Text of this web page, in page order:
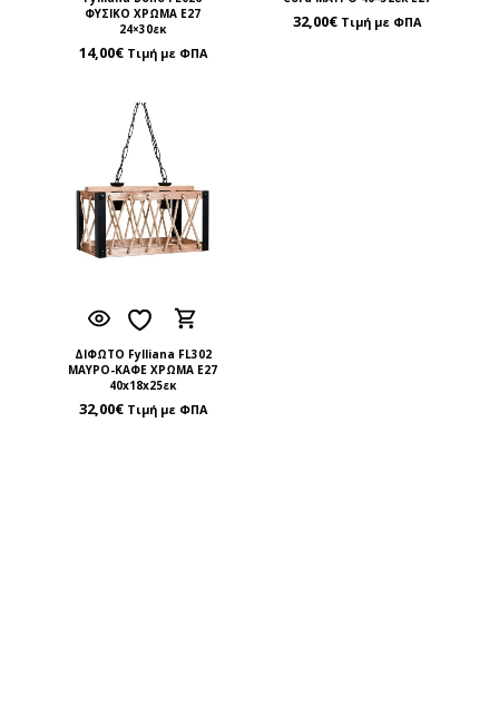
ΦΥΣΙΚΟ ΧΡΩΜΑ Ε27
24×30εκ
14,00€ Τιμή με ΦΠΑ
32,00€ Τιμή με ΦΠΑ
ΔΙΦΩΤΟ Fylliana FL302
ΜΑΥΡΟ-ΚΑΦΕ ΧΡΩΜΑ Ε27
40x18x25εκ
32,00€ Τιμή με ΦΠΑ